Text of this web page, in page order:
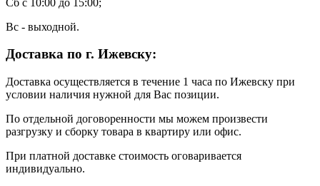
Вс - выходной.
Доставка по г. Ижевску:
Доставка осуществляется в течение 1 часа по Ижевску при
условии наличия нужной для Вас позиции.
По отдельной договоренности мы можем произвести
разгрузку и сборку товара в квартиру или офис.
При платной доставке стоимость оговаривается
индивидуально.